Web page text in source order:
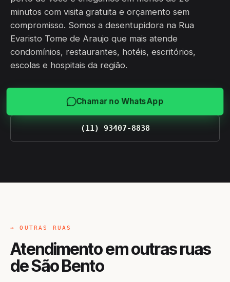
minutos com visita gratuita e orçamento sem
compromisso. Somos a desentupidora na Rua
Evaristo Tome de Araujo que mais atende
condomínios, restaurantes, hotéis, escritórios,
escolas e hospitais da região.
Chamar no WhatsApp
(11) 93407-8838
→ OUTRAS RUAS
Atendimento em outras ruas
de São Bento